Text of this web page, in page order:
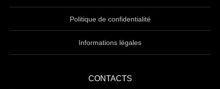
Politique de confidentialité
Informations légales
CONTACTS